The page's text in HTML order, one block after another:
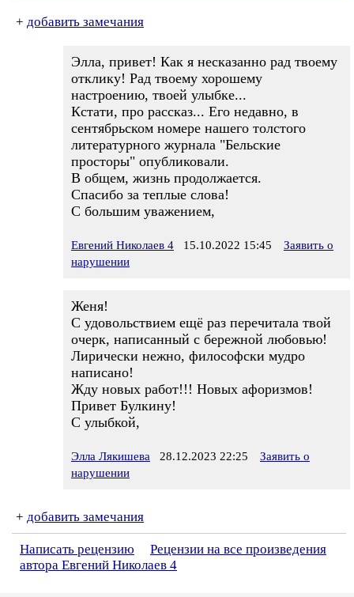
+ добавить замечания
Элла, привет! Как я несказанно рад твоему
отклику! Рад твоему хорошему
настроению, твоей улыбке...
Кстати, про рассказ... Его недавно, в
сентябрьском номере нашего толстого
литературного журнала "Бельские
просторы" опубликовали.
В общем, жизнь продолжается.
Спасибо за теплые слова!
С большим уважением,
Евгений Николаев 4 15.10.2022 15:45
Заявить о
нарушении
Женя!
С удовольствием ещё раз перечитала твой
очерк, написанный с бережной любовью!
Лирически нежно, философски мудро
написано!
Жду новых работ!!! Новых афоризмов!
Привет Булкину!
С улыбкой,
Элла Лякишева 28.12.2023 22:25
Заявить о
нарушении
+ добавить замечания
Написать рецензию
Рецензии на все произведения
автора Евгений Николаев 4